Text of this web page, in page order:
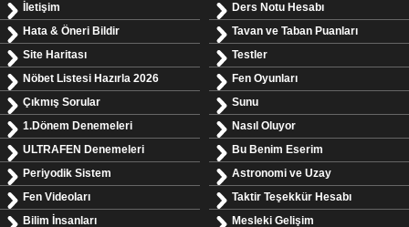
İletişim
Hata & Öneri Bildir
Site Haritası
Nöbet Listesi Hazırla 2026
Çıkmış Sorular
1.Dönem Denemeleri
ULTRAFEN Denemeleri
Periyodik Sistem
Fen Videoları
Bilim İnsanları
Ders Notu Hesabı
Tavan ve Taban Puanları
Testler
Fen Oyunları
Sunu
Nasıl Oluyor
Bu Benim Eserim
Astronomi ve Uzay
Taktir Teşekkür Hesabı
Mesleki Gelişim